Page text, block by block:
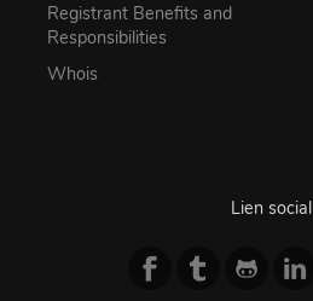
Registrant Benefits and
Responsibilities
Whois
Lien social